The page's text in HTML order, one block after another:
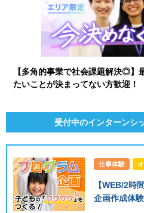
【多角的事業で社会課題解決◎】
たいことが決まってない方歓迎！
受付中のインターンシ
仕事体験
【WEB/2時
企画作成体